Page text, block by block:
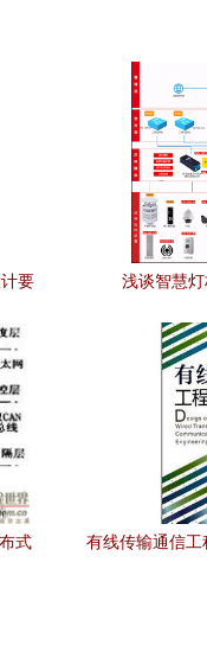
要
浅谈智慧
式
有线传输通信